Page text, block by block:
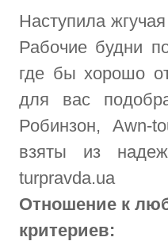
Наступила
Рабочие будни
где бы хорошо
для вас
Робинзон, Awn-
взяты из
turpravda.ua
Отношение к
критериев: